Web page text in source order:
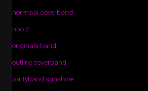
normaal coverband
npo 2
originals band
outline coverband
partyband sunshine